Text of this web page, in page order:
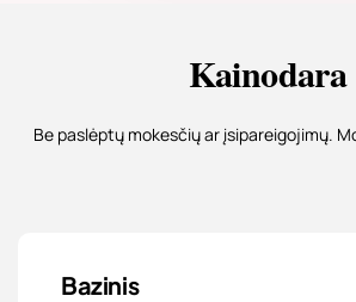
Kainodara
Be paslėptų mokesčių ar įsipareigojimų.
Bazinis